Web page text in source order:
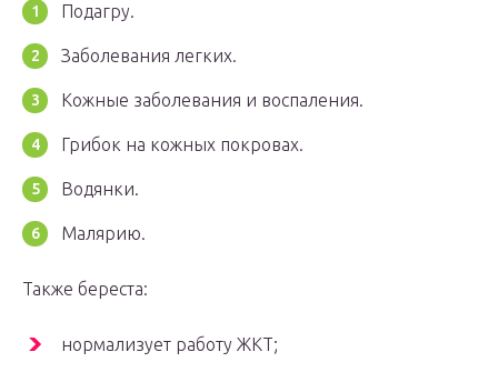
Подагру.
Заболевания легких.
Кожные заболевания и воспаления.
Грибок на кожных покровах.
Водянки.
Малярию.
Также береста:
нормализует работу ЖКТ;